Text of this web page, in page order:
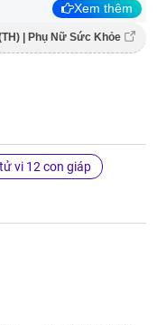
Xem thêm
| Phụ Nữ Sức Khỏe
tử vi 12 con giáp